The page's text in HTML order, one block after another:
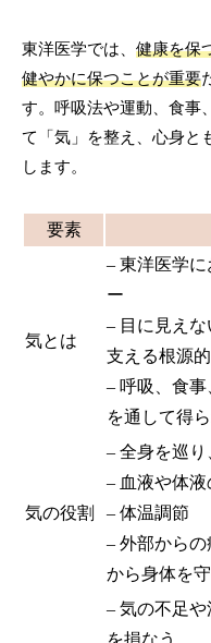
東洋医学では、健康を保
健やかに保つことが重要
す。呼吸法や運動、食事
て「気」を整え、心身と
します。
要素
気とは
– 東洋医学
ー
– 目に見え
支える根源
– 呼吸、食
を通して得
気の役割
– 全身を巡
– 血液や体
– 体温調節
– 外部から
から身体を
– 気の不足
を損なう